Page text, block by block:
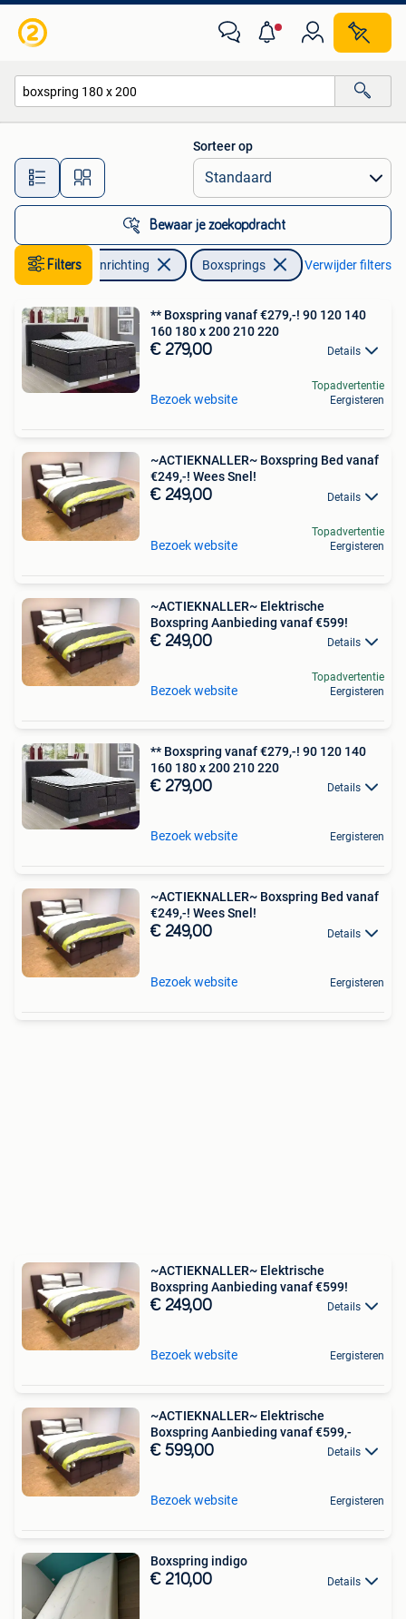
Alle afstanden…
Sorteer op
Bewaar je zoekopdracht
Filters
Huis en Inrichting Boxsprings Verwijder filters
** Boxspring vanaf €279,-! 90 120 140
160 180 x 200 210 220
€ 279,00 Details
Bezoek website
Topadvertentie
Eergisteren
~ACTIEKNALLER~ Boxspring Bed vanaf
€249,-! Wees Snel!
€ 249,00 Details
Bezoek website
Topadvertentie
Eergisteren
~ACTIEKNALLER~ Elektrische
Boxspring Aanbieding vanaf €599!
€ 249,00 Details
Bezoek website
Topadvertentie
Eergisteren
** Boxspring vanaf €279,-! 90 120 140
160 180 x 200 210 220
€ 279,00 Details
Bezoek website Eergisteren
~ACTIEKNALLER~ Boxspring Bed vanaf
€249,-! Wees Snel!
€ 249,00 Details
Bezoek website Eergisteren
~ACTIEKNALLER~ Elektrische
Boxspring Aanbieding vanaf €599!
€ 249,00 Details
Bezoek website Eergisteren
~ACTIEKNALLER~ Elektrische
Boxspring Aanbieding vanaf €599,-
€ 599,00 Details
Bezoek website Eergisteren
Boxspring indigo
€ 210,00 Details